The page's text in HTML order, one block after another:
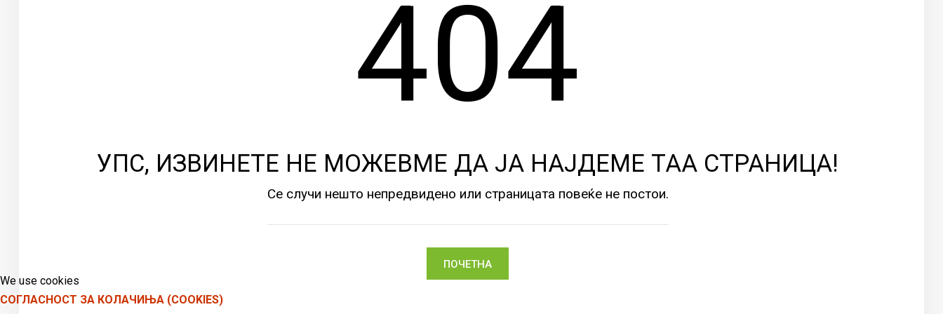
404
УПС, ИЗВИНЕТЕ НЕ МОЖЕВМЕ ДА ЈА НАЈДЕМЕ ТАА СТРАНИЦА!
Се случи нешто непредвидено или страницата повеќе не постои.
ПОЧЕТНА
We use cookies
СОГЛАСНОСТ ЗА КОЛАЧИЊА (COOKIES)